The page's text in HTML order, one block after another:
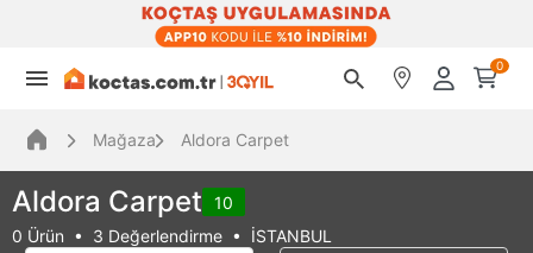
0
Mağaza Aldora Carpet
Aldora Carpet
10
0 Ürün • 3 Değerlendirme • İSTANBUL